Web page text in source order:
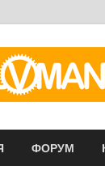
ФОРУМ